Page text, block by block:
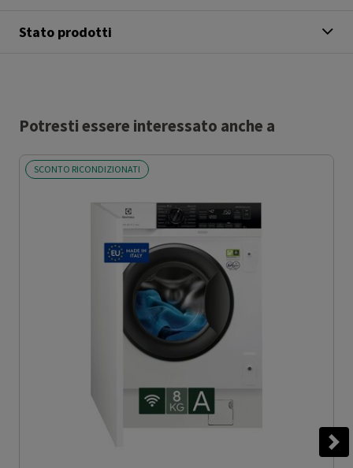
Stato prodotti
Potresti essere interessato anche a
SCONTO RICONDIZIONATI